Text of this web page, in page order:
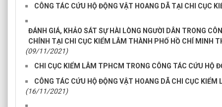
CÔNG TÁC CỨU HỘ ĐỘNG VẬT HOANG DÃ TẠI CHI CỤC
ĐÁNH GIÁ, KHẢO SÁT SỰ HÀI LÒNG NGƯỜI DÂN TRONG
CHÍNH TẠI CHI CỤC KIỂM LÂM THÀNH PHỐ HỒ CHÍ MINH
(09/11/2021)
CHI CỤC KIỂM LÂM TPHCM TRONG CÔNG TÁC CỨU HỘ
CÔNG TÁC CỨU HỘ ĐỘNG VẬT HOANG DÃ CHI CỤC
(16/11/2021)